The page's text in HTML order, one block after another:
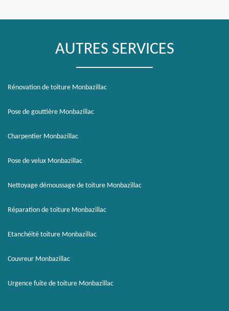
AUTRES SERVICES
Rénovation de toiture Monbazillac
Pose de gouttière Monbazillac
Charpentier Monbazillac
Pose de velux Monbazillac
Nettoyage démoussage de toiture Monbazillac
Réparation de toiture Monbazillac
Etanchéité toiture Monbazillac
Couvreur Monbazillac
Urgence fuite de toiture Monbazillac